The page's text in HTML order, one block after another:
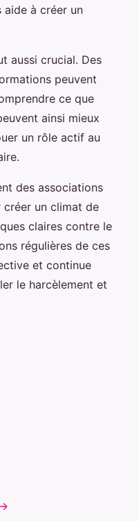
aide à créer un
aussi crucial. Des
peuvent
ce que
ainsi mieux
un rôle actif au
des associations
un climat de
claires contre le
régulières de ces
et continue
le harcèlement et